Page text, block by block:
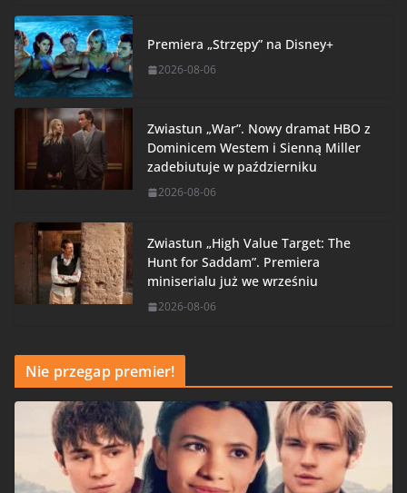
Premiera „Strzępy” na Disney+
2026-08-06
Zwiastun „War”. Nowy dramat HBO z
Dominicem Westem i Sienną Miller
zadebiutuje w październiku
2026-08-06
Zwiastun „High Value Target: The
Hunt for Saddam”. Premiera
miniserialu już we wrześniu
2026-08-06
Nie przegap premier!